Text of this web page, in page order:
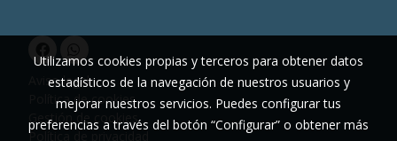
Aviso legal
Política de cookies
Gestión de cookies
Política de privacidad
Utilizamos cookies propias y terceros para obtener datos
estadísticos de la navegación de nuestros usuarios y
mejorar nuestros servicios. Puedes configurar tus
preferencias a través del botón “Configurar” o obtener más